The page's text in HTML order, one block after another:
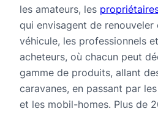
les amateurs, les
qui envisagent de renouveler
véhicule, les professionnels
acheteurs, où chacun peut
gamme de produits, allant
caravanes, en passant par
et les mobil-homes. Plus de